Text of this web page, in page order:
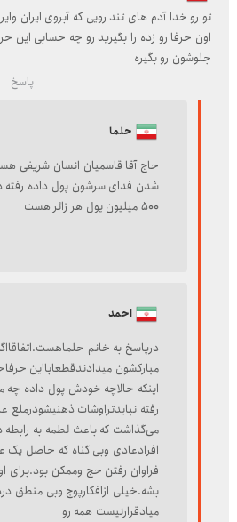
تو رو خدا آدم های تند رویی که آبروی ایران
اون حرفا رو زده را بگیرید رو چه حسابی این
جلوشون رو بگیره
پاسخ
حلما
حاج آقا قاسمیان انسان شریفی
شدن فدای سرشون پول داده رفته
۵۰۰ میلیون پول هر زائر هست
احمد
مبارکشون میدادندقطعابااین
اینکه حالاچه خودش پول داده چه
رفته نبایدتراوشات
می‌گذاشت که باعث لطمه به رابطه
افرادعادی وبی گناه که حاصل
فراوان رفتن حج وممکن بود.برای
بشه.خیلی ازافکارپوچ وبی منطق
میادقرارنیست همه رو